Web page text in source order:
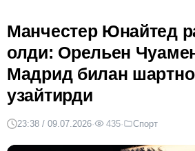
Манчестер Юнайтед
олди: Орельен
Мадрид билан
узайтирди
23:38 / 09.07.2026· 435· Спорт